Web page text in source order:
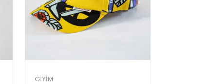
GIYIM